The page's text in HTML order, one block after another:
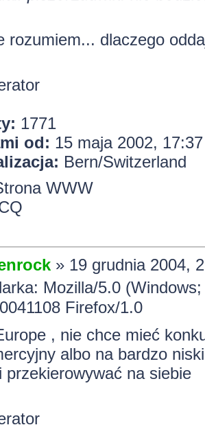
rozumiem... dlaczego
1771
od: 15 maja 2002, 17:37
Bern/Switzerland
WWW
» 19 grudnia 2004,
Mozilla/5.0
Firefox/1.0
, nie chce mieć
albo na bardzo
przekierowywać na siebie